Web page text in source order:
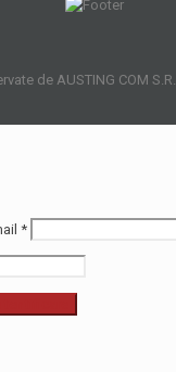
de AUSTING COM
*